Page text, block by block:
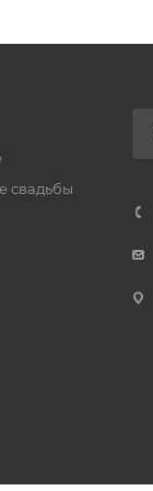
свадьбы